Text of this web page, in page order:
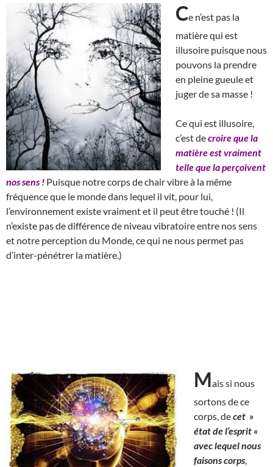
Ce n’est pas la
matière qui est
illusoire puisque nous
pouvons la prendre
en pleine gueule et
juger de sa masse !
Ce qui est illusoire,
c’est decroire que la
matière est vraiment
telle que la perçoivent
nos sens ! Puisque notre corps de chair vibre à la même
fréquence que le monde dans lequel il vit, pour lui,
l’environnement existe vraiment et il peut être touché ! (Il
n’existe pas de différence de niveau vibratoire entre nos sens
et notre perception du Monde, ce qui ne nous permet pas
d’inter-pénétrer la matière.)
Mais si nous
sortons de ce
corps, decet »
état de l’esprit «
avec lequel nous
faisons corps